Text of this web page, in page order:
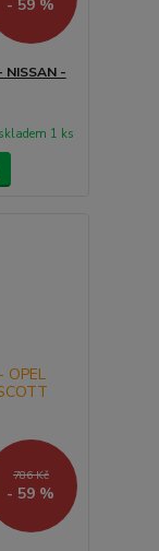
- 59 %
-
skladem 1 ks
786 Kč
- 59 %